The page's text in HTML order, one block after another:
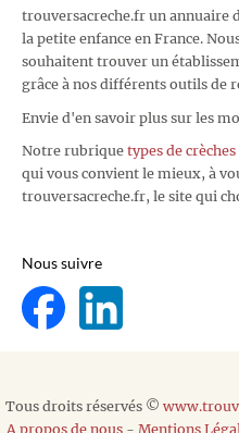
trouversacreche.fr un annuaire
la petite enfance en France.
souhaitent trouver un
grâce à nos différents outils de
Envie d'en savoir plus sur les
Notre rubrique types de crèches
qui vous convient le mieux, à
trouversacreche.fr, le site qui
Nous suivre
Tous droits réservés ©
A propos de nous- Mentions